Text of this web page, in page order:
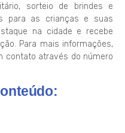
sorteio de brindes e
para as crianças e suas
na cidade e recebe
Para mais informações,
contato através do número